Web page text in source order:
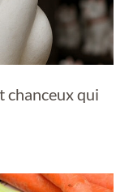
chanceux qui